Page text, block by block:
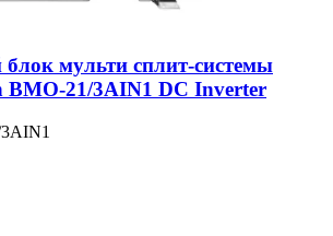
мульти сплит-системы
BMO-21/3AIN1 DC Inverter